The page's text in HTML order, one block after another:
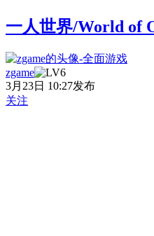
一人世界/World of
zgame
3月23日 10:27发布
关注